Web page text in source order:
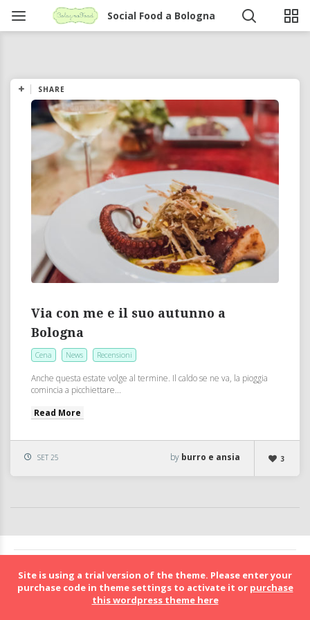
Social Food a Bologna
SHARE
Via con me e il suo autunno a
Bologna
Cena News Recensioni
Anche questa estate volge al termine. Il caldo se ne va, la pioggia
comincia a picchiettare...
Read More
SET 25 3
by burro e ansia
Site is using a trial version of the theme. Please enter your
purchase code in theme settings to activate it or purchase
this wordpress theme here